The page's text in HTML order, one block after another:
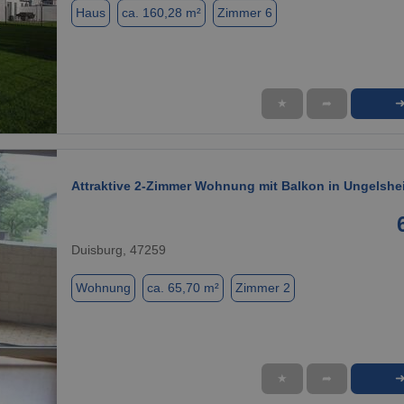
Haus ca. 160,28 m² Zimmer 6
★ ➦ ➜
Attraktive 2-Zimmer Wohnung mit Balkon in
Duisburg, 47259
Wohnung ca. 65,70 m² Zimmer 2
★ ➦ ➜